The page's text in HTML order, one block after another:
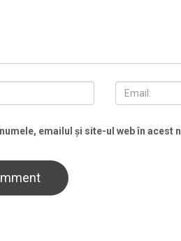
emailul și site-ul web în